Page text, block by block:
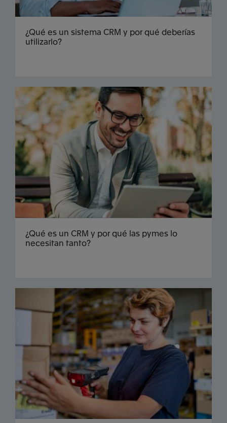
¿Qué es un sistema CRM y por qué deberías
utilizarlo?
¿Qué es un CRM y por qué las pymes lo
necesitan tanto?